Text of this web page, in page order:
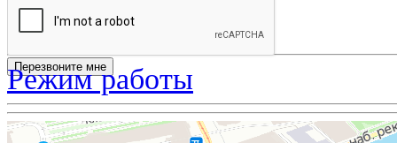
Режим работы